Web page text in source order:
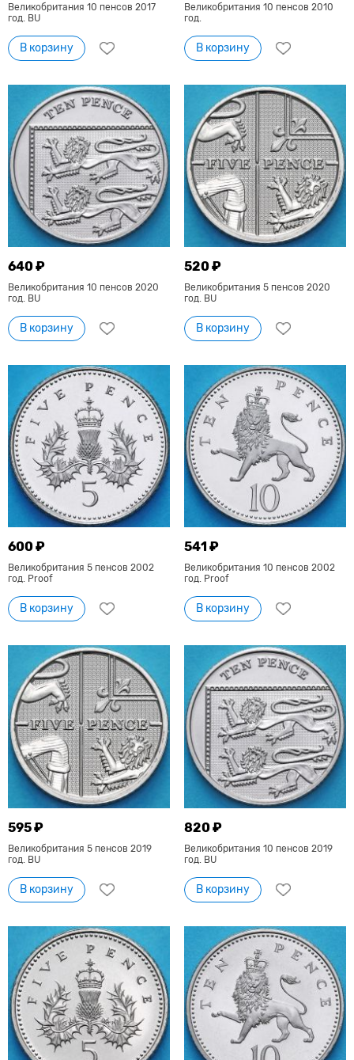
Великобритания 10 пенсов 2017
год. BU
В корзину
Великобритания 10 пенсов 2010
год.
В корзину
640 ₽
Великобритания 10 пенсов 2020
год. BU
В корзину
520 ₽
Великобритания 5 пенсов 2020
год. BU
В корзину
600 ₽
Великобритания 5 пенсов 2002
год. Proof
В корзину
541 ₽
Великобритания 10 пенсов 2002
год. Proof
В корзину
595 ₽
Великобритания 5 пенсов 2019
год. BU
В корзину
820 ₽
Великобритания 10 пенсов 2019
год. BU
В корзину